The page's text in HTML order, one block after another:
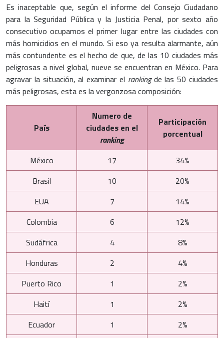
Es inaceptable que, según el informe del Consejo Ciudadano
para la Seguridad Pública y la Justicia Penal, por sexto año
consecutivo ocupamos el primer lugar entre las ciudades con
más homicidios en el mundo. Si eso ya resulta alarmante, aún
más contundente es el hecho de que, de las 10 ciudades más
peligrosas a nivel global, nueve se encuentran en México. Para
agravar la situación, al examinar el rankingde las 50 ciudades
más peligrosas, esta es la vergonzosa composición:
País
Numero de
ciudades en el
ranking
Participación
porcentual
México 17
34%
Brasil
10
20%
EUA
7
14%
Colombia
6
12%
Sudáfrica
4
8%
Honduras
2
4%
Puerto Rico
1
2%
Haití
1
2%
Ecuador
1
2%